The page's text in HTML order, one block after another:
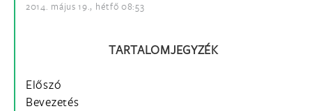
2014. május 19., hétfő 08:53
TARTALOMJEGYZÉK
Előszó
Bevezetés